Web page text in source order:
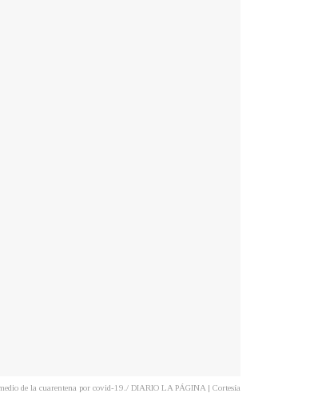
de la cuarentena por covid-19./ DIARIO LA PÁGINA | Cortesía